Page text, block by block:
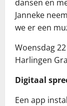
dansen en
Janneke
we er een
Woensdag
Harlingen
Digitaal
Een app